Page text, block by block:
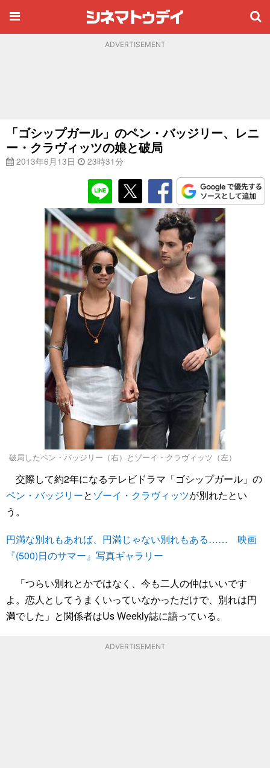
ADVERTISEMENT
「ゴシップガール」のペン・バッジリー、レニ
ー・クラヴィッツの娘と破局
2013年6月13日 23時31分
破局したペン・バッジリー（右）とゾーイ・クラヴィッツ（左）
交際して約2年になるテレビドラマ「ゴシップガール」の
ペン・バッジリーとゾーイ・クラヴィッツが別れたとい
う。
円満な別れもあれば、円満じゃない別れもある…… 映画
『(500)日のサマー』写真ギャラリー
「つらい別れとかではなく、今も二人の仲はいいです
よ。恋人としてうまくいっていなかっただけで、別れは円
満でした」と関係者はUs Weekly誌に語っている。
ADVERTISEMENT